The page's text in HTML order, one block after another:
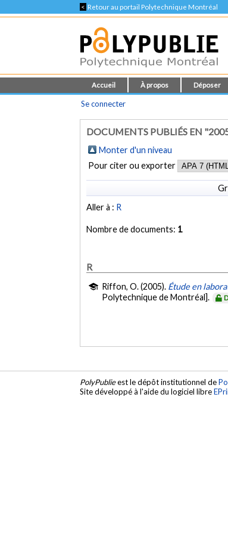
< Retour au portail Polytechnique Montréal
Accueil À propos Déposer
Se connecter
DOCUMENTS PUBLIÉS EN
Monter d'un niveau
Pour citer ou exporter
Aller à : R
Nombre de documents: 1
R
Riffon, O. (2005). Étude en
Polytechnique de Montréal].
PolyPublieest le dépôt institutionnel de
Site développé à l'aide du logiciel libre